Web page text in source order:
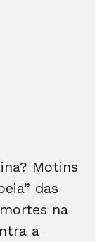
Motins
das
na
a